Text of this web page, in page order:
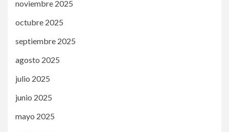
noviembre 2025
octubre 2025
septiembre 2025
agosto 2025
julio 2025
junio 2025
mayo 2025